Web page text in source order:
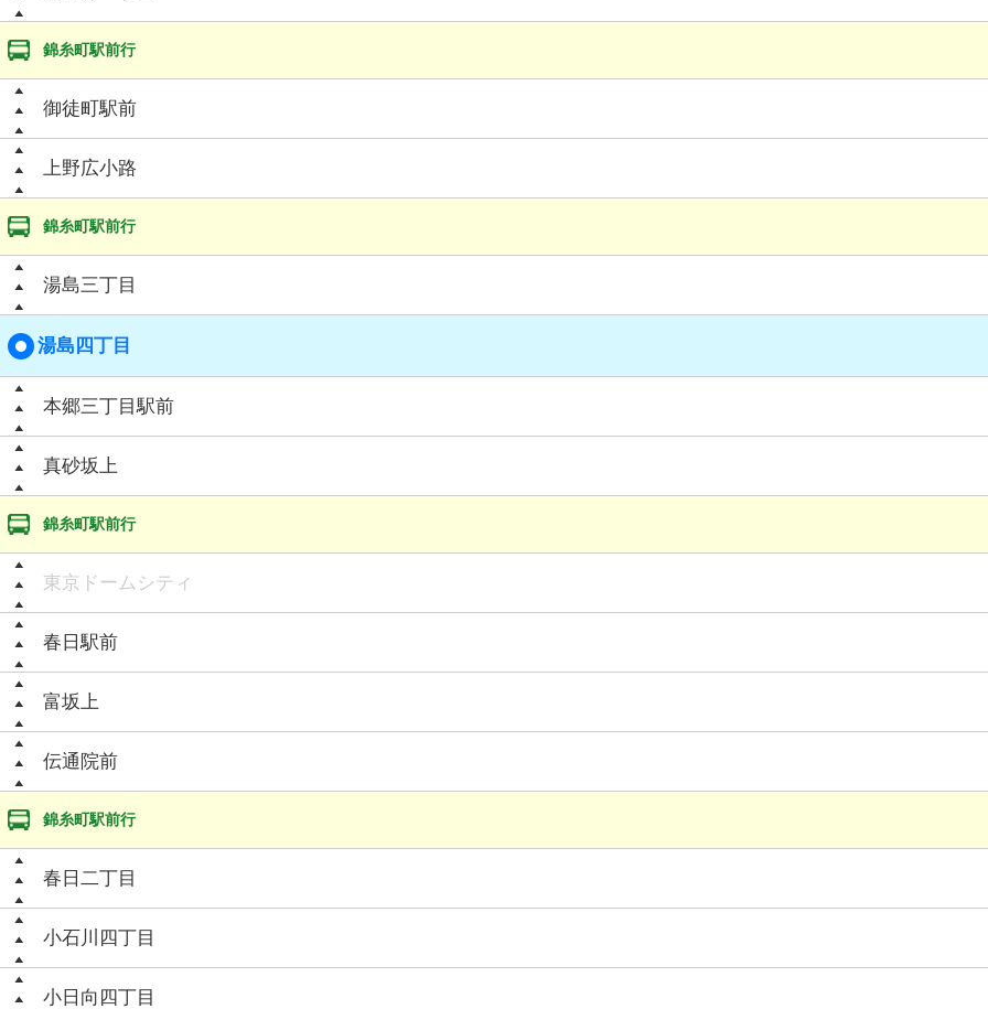
錦糸町駅前行
御徒町駅前
上野広小路
錦糸町駅前行
湯島三丁目
湯島四丁目
本郷三丁目駅前
真砂坂上
錦糸町駅前行
東京ドームシティ
春日駅前
富坂上
伝通院前
錦糸町駅前行
春日二丁目
小石川四丁目
小日向四丁目